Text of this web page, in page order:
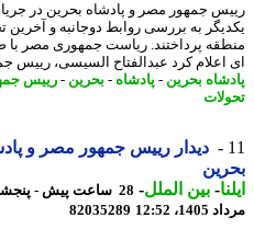
جمهور مصر و پادشاه بحرین در جریان
به بررسی روابط دوجانبه و آخرین
پرداختند. ریاست جمهوری مصر با صدور
کرد عبدالفتاح السیسی، رییس
بحرین- پادشاه-بحرین- رییس جمهور
دیدار رییس جمهور مصر و پادشاه
-بین الملل-
28
12:52
82035289